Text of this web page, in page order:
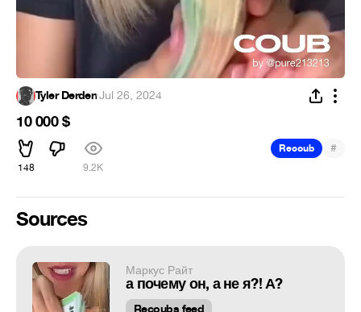
Tyler Derden·Jul 26, 2024
10 000 $
148 9.2K
Recoub #
Sources
Маркус Райт
а почему он, а не я?! А?